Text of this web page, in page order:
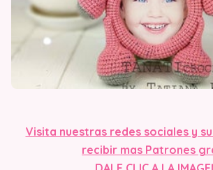
Visita nuestras redes sociales y
recibir mas Patrones